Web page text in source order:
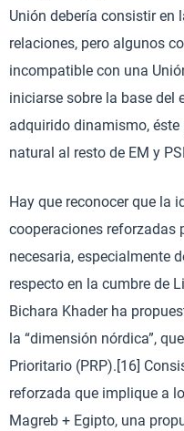
Unión debería consistir en
relaciones, pero algunos
incompatible con una
iniciarse sobre la base del
adquirido dinamismo,
natural al resto de EM y
Hay que reconocer que la
cooperaciones reforzadas
necesaria, especialmente
respecto en la cumbre de
Bichara Khader ha
la “dimensión nórdica”,
Prioritario (PRP).[16]
reforzada que implique a
Magreb + Egipto, una